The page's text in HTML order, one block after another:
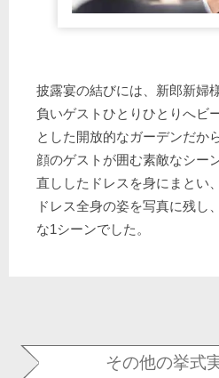
披露宴の結びには、新郎新婦
負いゲストひとりひとりへビ
とした開放的なガーデンだか
顔のゲストが囲む素敵なシー
直ししたドレスを身にまとい
ドレス全身の姿を写真に残し
な1シーンでした。
その他の挙式